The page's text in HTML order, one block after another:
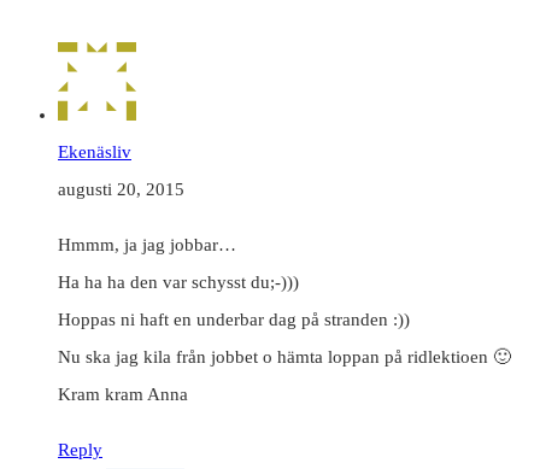
Ekenäsliv
augusti 20, 2015
Hmmm, ja jag jobbar…
Ha ha ha den var schysst du;-)))
Hoppas ni haft en underbar dag på stranden :))
Nu ska jag kila från jobbet o hämta loppan på ridlektioen 🙂
Kram kram Anna
Reply